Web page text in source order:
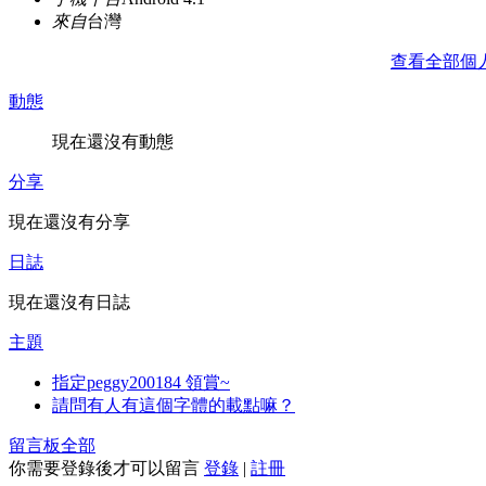
來自台灣
查看全部個
動態
現在還沒有動態
分享
現在還沒有分享
日誌
現在還沒有日誌
主題
指定peggy200184 領賞~
請問有人有這個字體的載點嘛？
留言板全部
你需要登錄後才可以留言 登錄 | 註冊